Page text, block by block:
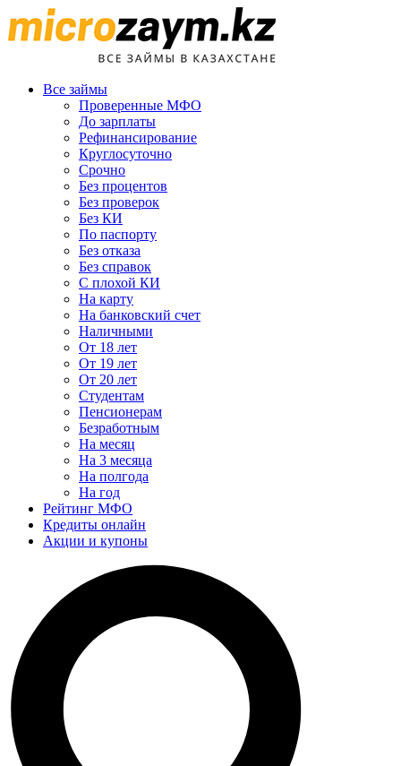
Все займы
Проверенные МФО
До зарплаты
Рефинансирование
Круглосуточно
Срочно
Без процентов
Без проверок
Без КИ
По паспорту
Без отказа
Без справок
С плохой КИ
На карту
На банковский счет
Наличными
От 18 лет
От 19 лет
От 20 лет
Студентам
Пенсионерам
Безработным
На месяц
На 3 месяца
На полгода
На год
Рейтинг МФО
Кредиты онлайн
Акции и купоны